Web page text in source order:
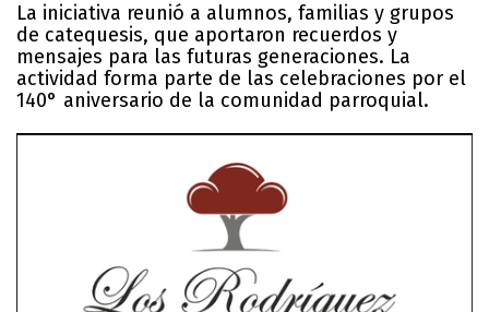
La iniciativa reunió a alumnos, familias y grupos
de catequesis, que aportaron recuerdos y
mensajes para las futuras generaciones. La
actividad forma parte de las celebraciones por el
140° aniversario de la comunidad parroquial.